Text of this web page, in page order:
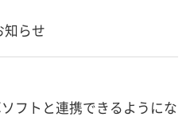
らせ
フトと連携できるようにな